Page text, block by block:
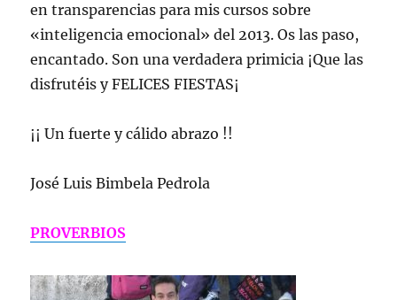
en transparencias para mis cursos sobre
«inteligencia emocional» del 2013. Os las paso,
encantado. Son una verdadera primicia ¡Que las
disfrutéis y FELICES FIESTAS¡
¡¡ Un fuerte y cálido abrazo !!
José Luis Bimbela Pedrola
PROVERBIOS